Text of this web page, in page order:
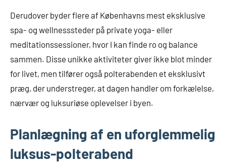
Derudover byder flere af Københavns mest eksklusive
spa- og wellnesssteder på private yoga- eller
meditationssessioner, hvor I kan finde ro og balance
sammen. Disse unikke aktiviteter giver ikke blot minder
for livet, men tilfører også polterabenden et eksklusivt
præg, der understreger, at dagen handler om forkælelse,
nærvær og luksuriøse oplevelser i byen.
Planlægning af en uforglemmelig
luksus-polterabend